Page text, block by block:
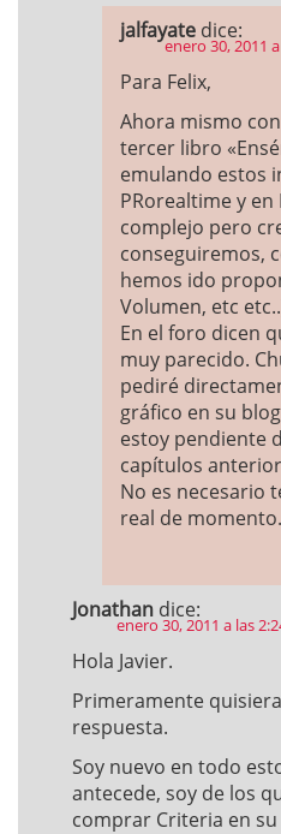
jalfayate dice:
enero 30, 2011
Para Felix,
Ahora mismo
tercer libro
emulando estos
PRorealtime y en
complejo pero
conseguiremos,
hemos ido
Volumen, etc
En el foro dicen
muy parecido.
pediré
gráfico en su
estoy pendiente
capítulos
No es necesario
real de momento.
Jonathan dice:
enero 30, 2011 a las
Hola Javier.
Primeramente
respuesta.
Soy nuevo en todo
antecede, soy de los
comprar Criteria en su